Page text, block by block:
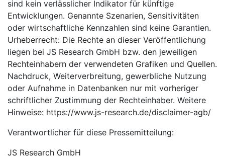
sind kein verlässlicher Indikator für künftige
Entwicklungen. Genannte Szenarien, Sensitivitäten
oder wirtschaftliche Kennzahlen sind keine Garantien.
Urheberrecht: Die Rechte an dieser Veröffentlichung
liegen bei JS Research GmbH bzw. den jeweiligen
Rechteinhabern der verwendeten Grafiken und Quellen.
Nachdruck, Weiterverbreitung, gewerbliche Nutzung
oder Aufnahme in Datenbanken nur mit vorheriger
schriftlicher Zustimmung der Rechteinhaber. Weitere
Hinweise: https://www.js-research.de/disclaimer-agb/
Verantwortlicher für diese Pressemitteilung:
JS Research GmbH